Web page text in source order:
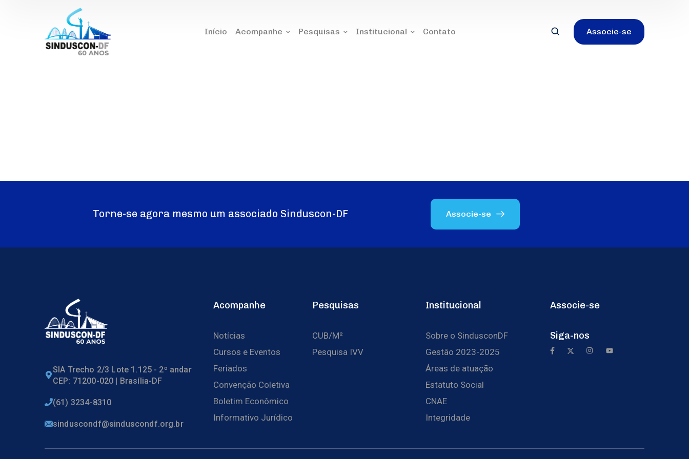
Início Acompanhe Pesquisas Institucional Contato Associe-se
Torne-se agora mesmo um associado Sinduscon-DF Associe-se
SIA Trecho 2/3 Lote 1.125 - 2º andar
CEP: 71200-020 | Brasília-DF
(61) 3234-8310
sinduscondf@sinduscondf.org.br
Acompanhe
Notícias
Cursos e Eventos
Feriados
Convenção Coletiva
Boletim Econômico
Informativo Jurídico
Pesquisas
CUB/M²
Pesquisa IVV
Institucional
Sobre o SindusconDF
Gestão 2023-2025
Áreas de atuação
Estatuto Social
CNAE
Integridade
Associe-se
Siga-nos